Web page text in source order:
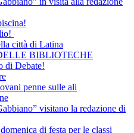
città di Latina
BIBLIOTECHE
di Debate!
penne sulle ali
visitano la redazione di
di festa per le classi